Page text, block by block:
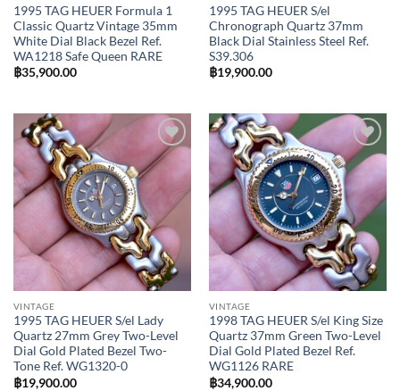
1995 TAG HEUER Formula 1
Classic Quartz Vintage 35mm
White Dial Black Bezel Ref.
WA1218 Safe Queen RARE
฿35,900.00
1995 TAG HEUER S/el
Chronograph Quartz 37mm
Black Dial Stainless Steel Ref.
S39.306
฿19,900.00
Add to
Wishlist
VINTAGE
1995 TAG HEUER S/el Lady
Quartz 27mm Grey Two-Level
Dial Gold Plated Bezel Two-
Tone Ref. WG1320-0
฿19,900.00
Add to
Wishlist
VINTAGE
1998 TAG HEUER S/el King Size
Quartz 37mm Green Two-Level
Dial Gold Plated Bezel Ref.
WG1126 RARE
฿34,900.00